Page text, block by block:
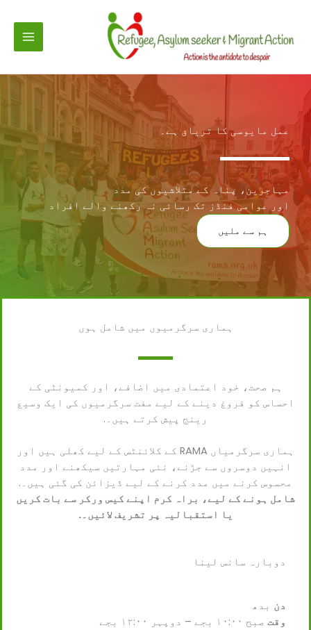
جائیں۔
عمل مایوسی کا تریاق ہے۔
مہاجرین، پناہ کے متلاشیوں کی مدد
اور عوامی فنڈز تک رسائی نہ رکھنے والے افراد
ہم سے ملیں
ہماری سرگرمیوں میں شامل ہوں
ہم صحت، خود اعتمادی میں اضافے، اور کمیونٹی کے
احساس کو فروغ دینے کے لیے مفت سرگرمیوں کی ایک وسیع
رینج پیش کرتے ہیں۔.
ہماری سرگرمیاں RAMA کے کلائنٹس کے لیے کھلی ہیں اور
انہیں دوسروں سے جڑنے، نئی مہارتیں سیکھنے اور مدد
محسوس کرنے میں مدد کرنے کے لیے ڈیزائن کی گئی ہیں۔.
شامل ہونے کے لیے، براہ کرم اپنے کیس ورکر سے بات کریں
یا استقبالیہ پر تشریف لائیں۔.
دوبارہ سانس لینا
دن بدھ
وقت صبح ۱۰:۰۰ بجے – دوپہر ۱۲:۰۰ بجے